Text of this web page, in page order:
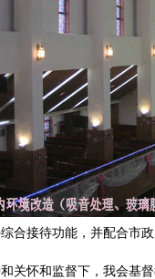
合接待功能，并配合市
关怀和监督下，我会基